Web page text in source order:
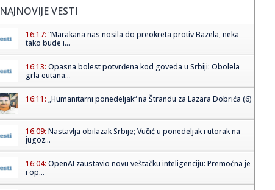
NAJNOVIJE VESTI
16:17: "Marakana nas nosila do preokreta protiv Bazela, neka
tako bude i...
16:13: Opasna bolest potvrđena kod goveda u Srbiji: Obolela
grla eutana...
16:11: „Humanitarni ponedeljak“ na Štrandu za Lazara Dobrića (6)
16:09: Nastavlja obilazak Srbije; Vučić u ponedeljak i utorak na
jugoz...
16:04: OpenAI zaustavio novu veštačku inteligenciju: Premoćna je
i op...